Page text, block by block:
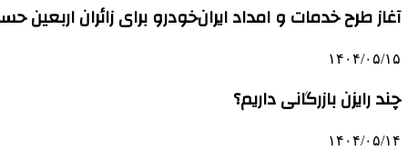
آغاز طرح خدمات و امداد ایران‌خودرو برای زائران اربعین
۱۴۰۴/۰۵/۱۵
چند رایزن بازرگانی داریم؟
۱۴۰۴/۰۵/۱۴